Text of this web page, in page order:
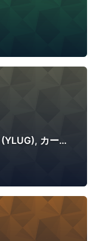
Kernel Code Reading Party (YLUG), カーネル読書会